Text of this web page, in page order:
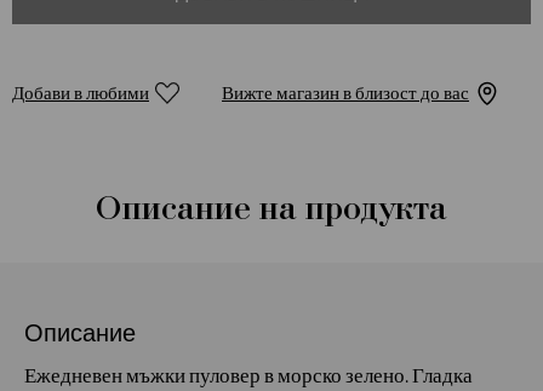
Добави в любими Вижте магазин в близост до вас
Описание на продукта
Описание
Ежедневен мъжки пуловер в морско зелено. Гладка